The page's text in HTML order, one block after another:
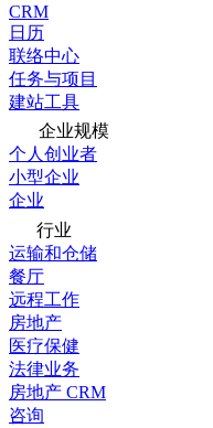
CRM
日历
联络中心
任务与项目
建站工具
企业规模
个人创业者
小型企业
企业
行业
运输和仓储
餐厅
远程工作
房地产
医疗保健
法律业务
房地产 CRM
咨询